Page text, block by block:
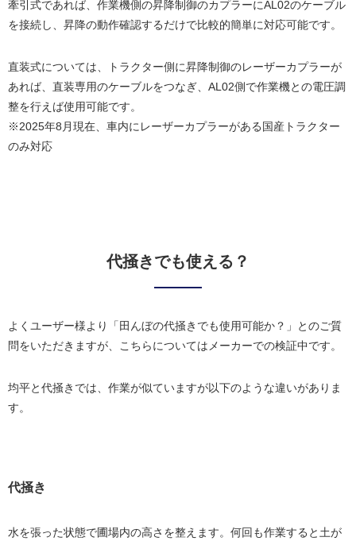
牽引式であれば、作業機側の昇降制御のカプラーにAL02のケーブル
を接続し、昇降の動作確認するだけで比較的簡単に対応可能です。
直装式については、トラクター側に昇降制御のレーザーカプラーが
あれば、直装専用のケーブルをつなぎ、AL02側で作業機との電圧調
整を行えば使用可能です。
※2025年8月現在、車内にレーザーカプラーがある国産トラクター
のみ対応
代掻きでも使える？
よくユーザー様より「田んぼの代掻きでも使用可能か？」とのご質
問をいただきますが、こちらについてはメーカーでの検証中です。
均平と代掻きでは、作業が似ていますが以下のような違いがありま
す。
代掻き
水を張った状態で圃場内の高さを整えます。何回も作業すると土が